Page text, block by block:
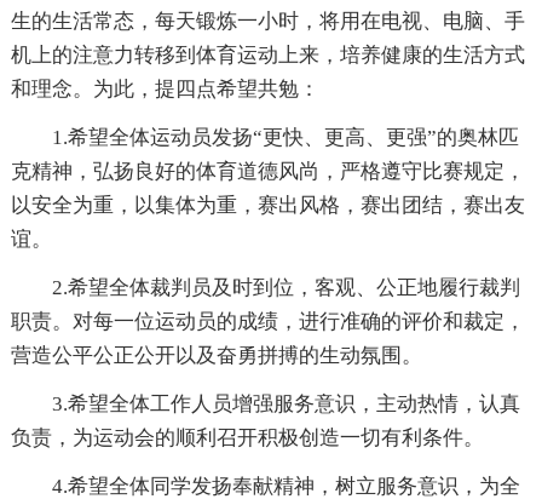
生的生活常态，每天锻炼一小时，将用在电视、电脑、手
机上的注意力转移到体育运动上来，培养健康的生活方式
和理念。为此，提四点希望共勉：
1.希望全体运动员发扬“更快、更高、更强”的奥林匹
克精神，弘扬良好的体育道德风尚，严格遵守比赛规定，
以安全为重，以集体为重，赛出风格，赛出团结，赛出友
谊。
2.希望全体裁判员及时到位，客观、公正地履行裁判
职责。对每一位运动员的成绩，进行准确的评价和裁定，
营造公平公正公开以及奋勇拼搏的生动氛围。
3.希望全体工作人员增强服务意识，主动热情，认真
负责，为运动会的顺利召开积极创造一切有利条件。
4.希望全体同学发扬奉献精神，树立服务意识，为全